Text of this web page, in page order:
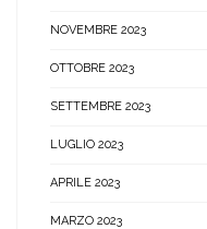
NOVEMBRE 2023
OTTOBRE 2023
SETTEMBRE 2023
LUGLIO 2023
APRILE 2023
MARZO 2023